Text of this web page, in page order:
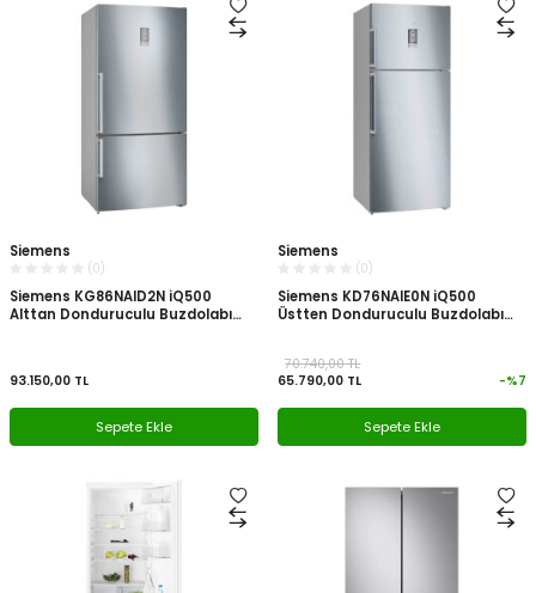
Siemens
(0)
Siemens KG86NAID2N iQ500
Alttan Donduruculu Buzdolabı
93.150,00 TL
Sepete Ekle
Siemens
(0)
Siemens KD76NAIE0N iQ500
Üstten Donduruculu Buzdolabı
65.790,00 TL
70.740,00TL
-%7
Sepete Ekle